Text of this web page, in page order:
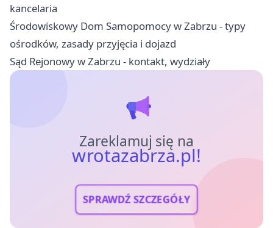
kancelaria
Środowiskowy Dom Samopomocy w Zabrzu - typy
ośrodków, zasady przyjęcia i dojazd
Sąd Rejonowy w Zabrzu - kontakt, wydziały
Zareklamuj się na
wrotazabrza.pl!
SPRAWDŹ SZCZEGÓŁY